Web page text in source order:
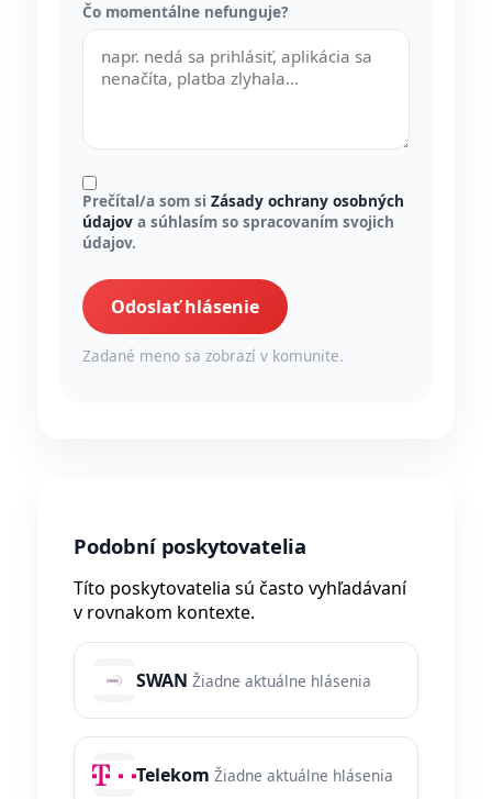
Čo momentálne nefunguje?
Prečítal/a som si Zásady ochrany osobných
údajov a súhlasím so spracovaním svojich
údajov.
Odoslať hlásenie
Zadané meno sa zobrazí v komunite.
Podobní poskytovatelia
Títo poskytovatelia sú často vyhľadávaní
v rovnakom kontexte.
SWAN Žiadne aktuálne hlásenia
Telekom Žiadne aktuálne hlásenia